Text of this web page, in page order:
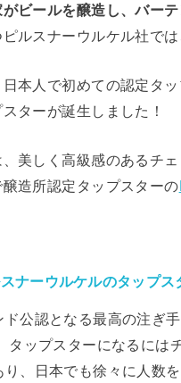
ビールを醸造し、バー
ルスナーウルケル社で
日本人で初めての認定タ
ターが誕生しました！
、美しく高級感のあるチ
醸造所認定タップスターの
ナーウルケルのタップス
ド公認となる最高の注ぎ
タップスターになるには
り、日本でも徐々に人数を